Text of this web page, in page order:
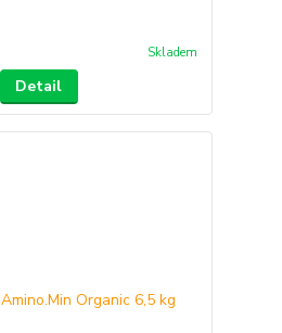
Skladem
Detail